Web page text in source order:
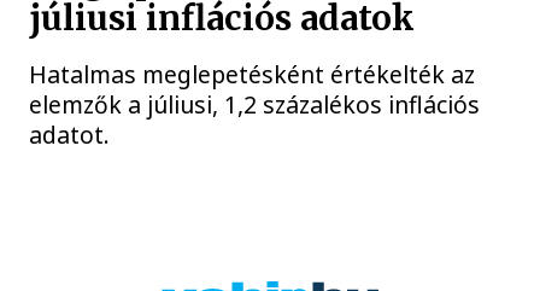
júliusi inflációs adatok
Hatalmas meglepetésként értékelték az
elemzők a júliusi, 1,2 százalékos inflációs
adatot.